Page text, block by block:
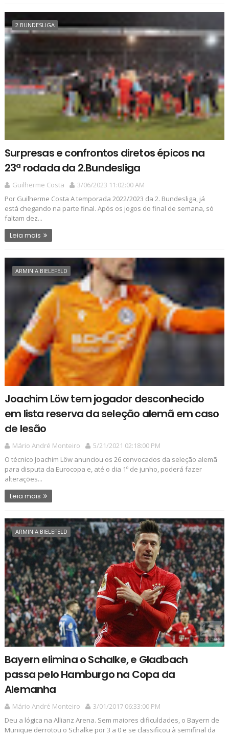
2.BUNDESLIGA
Surpresas e confrontos diretos épicos na
23ª rodada da 2.Bundesliga
Guilherme Costa
3/06/2023 11:02:00 AM
Por Guilherme Costa A temporada 2022/2023 da 2. Bundesliga, já
está chegando na parte final. Após os jogos do final de semana, só
faltam dez...
Leia mais
ARMINIA BIELEFELD
Joachim Löw tem jogador desconhecido
em lista reserva da seleção alemã em caso
de lesão
Mário André Monteiro
5/21/2021 02:18:00 PM
O técnico Joachim Löw anunciou os 26 convocados da seleção alemã
para disputa da Eurocopa e, até o dia 1º de junho, poderá fazer
alterações...
Leia mais
ARMINIA BIELEFELD
Bayern elimina o Schalke, e Gladbach
passa pelo Hamburgo na Copa da
Alemanha
Mário André Monteiro
3/01/2017 06:33:00 PM
Deu a lógica na Allianz Arena. Sem maiores dificuldades, o Bayern de
Munique derrotou o Schalke por 3 a 0 e se classificou à semifinal da